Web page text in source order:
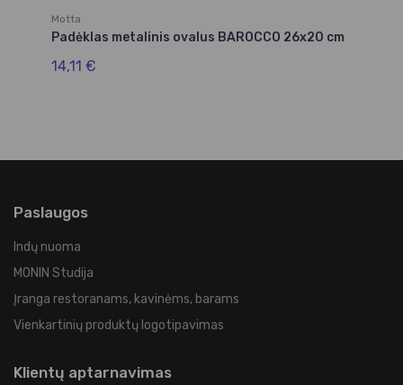
Motta
Padėklas metalinis ovalus BAROCCO 26x20 cm
14,11 €
Paslaugos
Indų nuoma
MONIN Studija
Įranga restoranams, kavinėms, barams
Vienkartinių produktų logotipavimas
Klientų aptarnavimas